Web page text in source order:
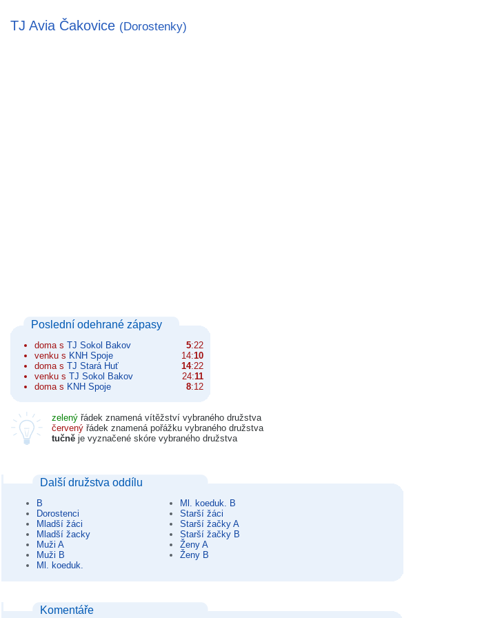
TJ Avia Čakovice (Dorostenky)
Poslední odehrané zápasy
5:22
doma s TJ Sokol Bakov
14:10
venku s KNH Spoje
14:22
doma s TJ Stará Huť
24:11
venku s TJ Sokol Bakov
8:12
doma s KNH Spoje
zelený řádek znamená vítěžství vybraného družstva
červený řádek znamená pořážku vybraného družstva
tučně je vyznačené skóre vybraného družstva
Další družstva oddílu
B
Dorostenci
Mladší žáci
Mladší žacky
Muži A
Muži B
Ml. koeduk.
Ml. koeduk. B
Starší žáci
Starší žačky A
Starší žačky B
Ženy A
Ženy B
Komentáře